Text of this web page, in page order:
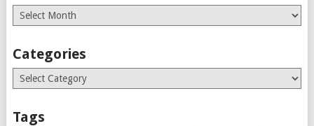
Archives
Categories
Categories
Tags